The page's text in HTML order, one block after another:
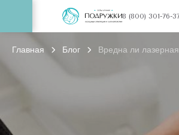
8 (800) 301-76-
Главная Блог Вредна ли